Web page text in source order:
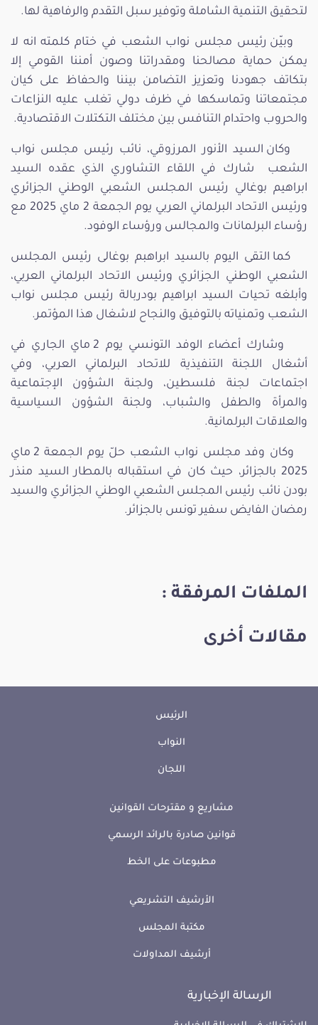
لتحقيق التنمية الشاملة وتوفير سبل التقدم والرفاهية لها.
وبيّن رئيس مجلس نواب الشعب في ختام كلمته انه لا
يمكن حماية مصالحنا ومقدراتنا وصون أمننا القومي إلا
بتكاتف جهودنا وتعزيز التضامن بيننا والحفاظ على كيان
مجتمعاتنا وتماسكها في ظرف دولي تغلب عليه النزاعات
والحروب واحتدام التنافس بين مختلف التكتلات الاقتصادية.
وكان السيد الأنور المرزوقي، نائب رئيس مجلس نواب
الشعب شارك في اللقاء التشاوري الذي عقده السيد
ابراهيم بوغالي رئيس المجلس الشعبي الوطني الجزائري
ورئيس الاتحاد البرلماني العربي يوم الجمعة 2 ماي 2025 مع
رؤساء البرلمانات والمجالس ورؤساء الوفود.
كما التقى اليوم بالسيد ابراهبم بوغالى رئيس المجلس
الشعبي الوطني الجزائري ورئيس الاتحاد البرلماني العربي،
وأبلغه تحيات السيد ابراهيم بودربالة رئيس مجلس نواب
الشعب وتمنياته بالتوفيق والنجاح لاشغال هذا المؤتمر.
وشارك أعضاء الوفد التونسي يوم 2 ماي الجاري في
أشغال اللجنة التنفيذية للاتحاد البرلماني العربي، وفي
اجتماعات لجنة فلسطين، ولجنة الشؤون الإجتماعية
والمرأة والطفل والشباب، ولجنة الشؤون السياسية
والعلاقات البرلمانية.
وكان وفد مجلس نواب الشعب حلّ يوم الجمعة 2 ماي
2025 بالجزائر، حيث كان في استقباله بالمطار السيد منذر
بودن نائب رئيس المجلس الشعبي الوطني الجزائري والسيد
رمضان الفايض سفير تونس بالجزائر.
الملفات المرفقة :
مقالات أخرى
الرئيس
النواب
اللجان
مشاريع و مقترحات القوانين
قوانين صادرة بالرائد الرسمي
مطبوعات على الخط
الأرشيف التشريعي
مكتبة المجلس
أرشيف المداولات
الرسالة الإخبارية